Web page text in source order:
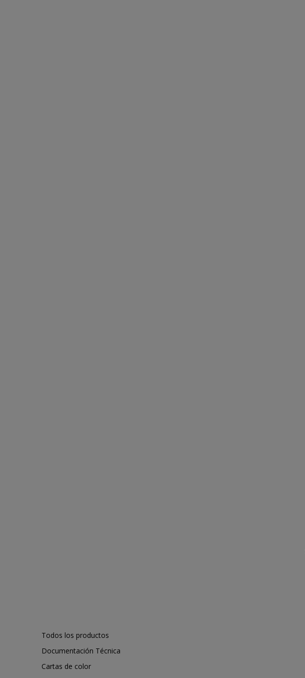
Todos los productos
Documentación Técnica
Cartas de color